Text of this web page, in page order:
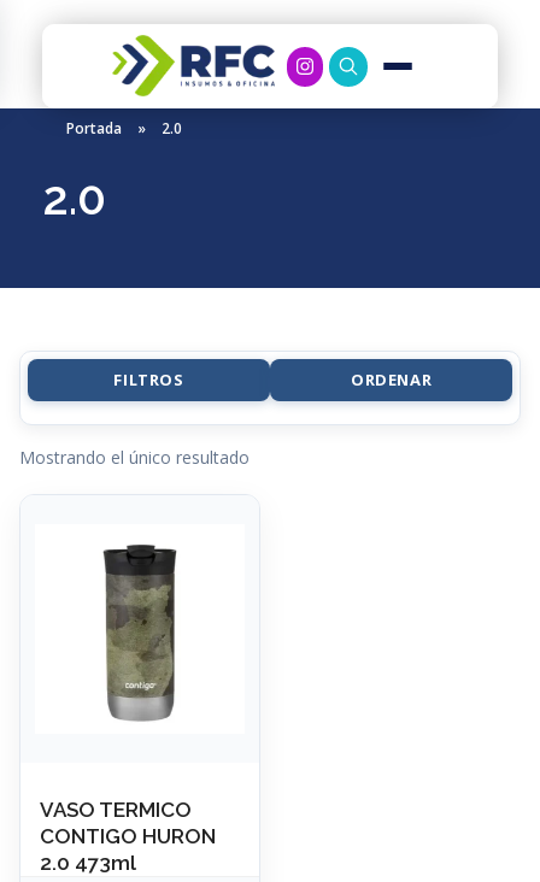
RFC Soluciones
Con 35 años de experiencia, RFC se especializa en muebles de oficina, soluciones tecnológicas y servicio técnico en Río Gallegos. Equipamos espacios de trabajo modernos y eficientes.
Portada » 2.0
2.0
FILTROS ORDENAR
Mostrando el único resultado
VASO TERMICO
CONTIGO HURON
2.0 473ml